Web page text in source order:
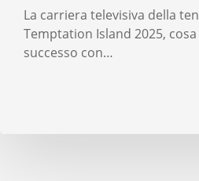
La carriera televisiva della
Temptation Island 2025,
successo con…